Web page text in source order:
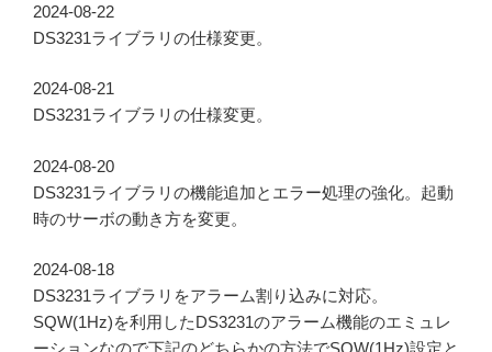
2024-08-22
DS3231ライブラリの仕様変更。
2024-08-21
DS3231ライブラリの仕様変更。
2024-08-20
DS3231ライブラリの機能追加とエラー処理の強化。起動
時のサーボの動き方を変更。
2024-08-18
DS3231ライブラリをアラーム割り込みに対応。
SQW(1Hz)を利用したDS3231のアラーム機能のエミュレ